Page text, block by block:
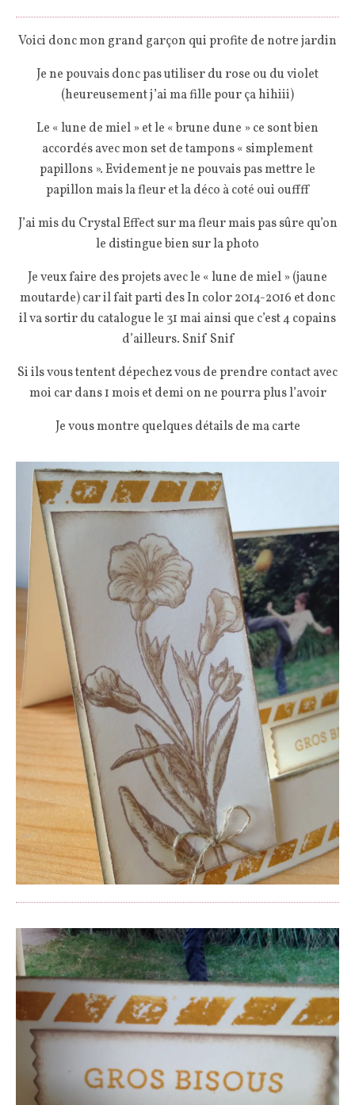
Voici donc mon grand garçon qui profite de notre jardin
Je ne pouvais donc pas utiliser du rose ou du violet
(heureusement j’ai ma fille pour ça hihiii)
Le « lune de miel » et le « brune dune » ce sont bien
accordés avec mon set de tampons « simplement
papillons ». Evidement je ne pouvais pas mettre le
papillon mais la fleur et la déco à coté oui ouffff
J’ai mis du Crystal Effect sur ma fleur mais pas sûre qu’on
le distingue bien sur la photo
Je veux faire des projets avec le « lune de miel » (jaune
moutarde) car il fait parti des In color 2014-2016 et donc
il va sortir du catalogue le 31 mai ainsi que c’est 4 copains
d’ailleurs. Snif Snif
Si ils vous tentent dépechez vous de prendre contact avec
moi car dans 1 mois et demi on ne pourra plus l’avoir
Je vous montre quelques détails de ma carte